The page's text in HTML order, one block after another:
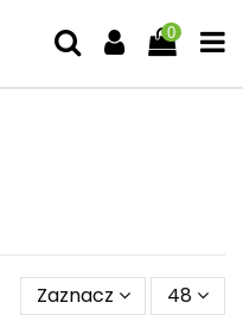
0
Zaznacz 48